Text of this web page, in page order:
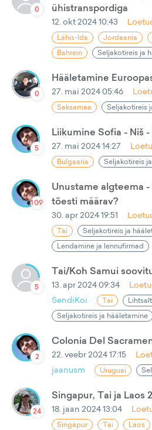
0
ühistranspordiga
12. okt 2024 10:43
Lähis-Ida Jordaania
Bahrein
Seljakotireis ja
0
Hääletamine
27. mai 2024 05:46
Saksamaa Seljakotireis
5
Liikumine Sofia - Niš -
27. mai 2024 14:27
Bulgaaria Seljakotireis
109
Unustame algteema
tõesti määrav?
30. apr 2024 19:51
Tai
Seljakotireis ja
Lendamine ja lennufirmad
5
Tai/Koh Samui
13. apr 2024 09:34
SendiKoi
Tai
Seljakotireis ja hääletamine
2
Colonia Del
22. veebr 2024 17:15
jaanusm
Uruguai
24
Singapur, Tai ja Laos
18. jaan 2024 13:04
Singapur Tai Laos